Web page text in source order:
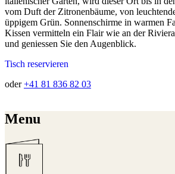
vom Duft der Zitronenbäume, von
üppigem Grün. Sonnenschirme in warmen
Kissen vermitteln ein Flair wie an der
und geniessen Sie den Augenblick.
Tisch reservieren
oder+41 81 836 82 03
Menu